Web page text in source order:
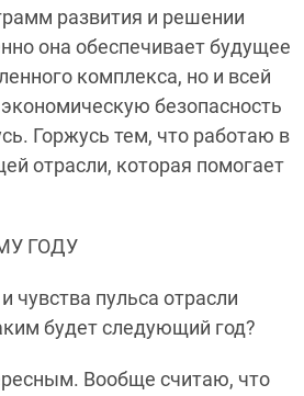
развития и решении
она обеспечивает будущее
комплекса, но и всей
безопасность
Горжусь тем, что работаю в
отрасли, которая помогает
ГОДУ
чувства пульса отрасли
будет следующий год?
Вообще считаю, что